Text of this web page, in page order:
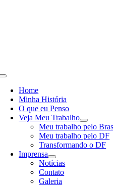
Toggle
NavigationHome
Minha História
O que eu Penso
Veja Meu Trabalho
Meu trabalho pelo
Meu trabalho pelo DF
Transformando o DF
Imprensa
Notícias
Contato
Galeria